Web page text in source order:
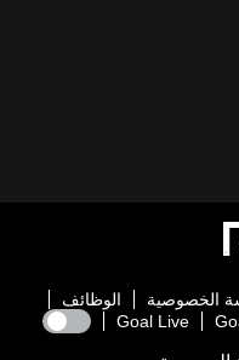
الخصوصية
الوظائف
Goal Live